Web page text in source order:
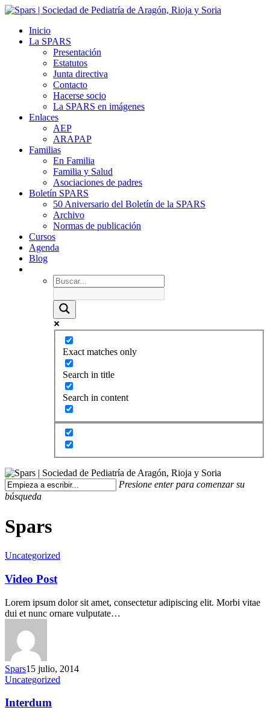
Inicio
La SPARS
Presentación
Estatutos
Junta directiva
Contacto
Hacerse socio
La SPARS en imágenes
Enlaces
AEP
ARAPAP
Familias
En Familia
Familia y Salud
Asociaciones de padres
Boletín SPARS
50 Aniversario del Boletín de la SPARS
Archivo
Normas de publicación
Cursos
Agenda
Blog
Exact matches only
Search in title
Search in content
Presione enter para comenzar su
búsqueda
Spars
Uncategorized
Video Post
Lorem ipsum dolor sit amet, consectetur adipiscing elit. Morbi vitae
dui et nunc ornare vulputate…
Spars15 julio, 2014
Uncategorized
Interdum